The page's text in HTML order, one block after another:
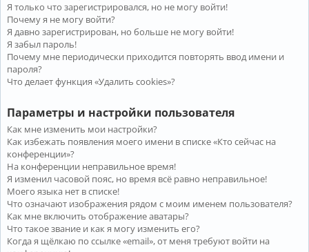
та
ц
и
я
Я только что зарегистрировался, но не могу войти!
Почему я не могу войти?
Я давно зарегистрирован, но больше не могу войти!
Я забыл пароль!
Почему мне периодически приходится повторять ввод имени и
пароля?
Что делает функция «Удалить cookies»?
Параметры и настройки пользователя
Как мне изменить мои настройки?
Как избежать появления моего имени в списке «Кто сейчас на
конференции»?
На конференции неправильное время!
Я изменил часовой пояс, но время всё равно неправильное!
Моего языка нет в списке!
Что означают изображения рядом с моим именем пользователя?
Как мне включить отображение аватары?
Что такое звание и как я могу изменить его?
Когда я щёлкаю по ссылке «email», от меня требуют войти на